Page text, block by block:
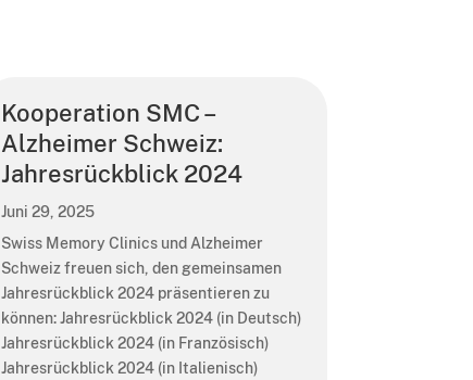
Kooperation SMC –
Alzheimer Schweiz:
Jahresrückblick 2024
Juni 29, 2025
Swiss Memory Clinics und Alzheimer
Schweiz freuen sich, den gemeinsamen
Jahresrückblick 2024 präsentieren zu
können: Jahresrückblick 2024 (in Deutsch)
Jahresrückblick 2024 (in Französisch)
Jahresrückblick 2024 (in Italienisch)